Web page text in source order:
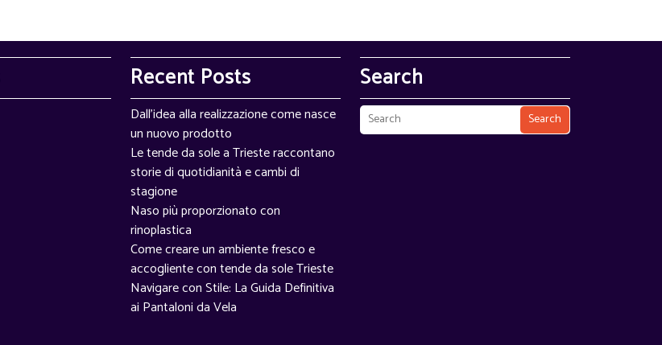
Recent Posts
Dall'idea alla realizzazione come nasce
un nuovo prodotto
Le tende da sole a Trieste raccontano
storie di quotidianità e cambi di
stagione
Naso più proporzionato con
rinoplastica
Come creare un ambiente fresco e
accogliente con tende da sole Trieste
Navigare con Stile: La Guida Definitiva
ai Pantaloni da Vela
Search
Search